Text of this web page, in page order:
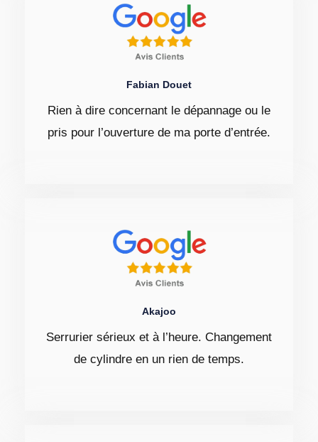
Fabian Douet
Rien à dire concernant le dépannage ou le
pris pour l’ouverture de ma porte d’entrée.
Akajoo
Serrurier sérieux et à l’heure. Changement
de cylindre en un rien de temps.